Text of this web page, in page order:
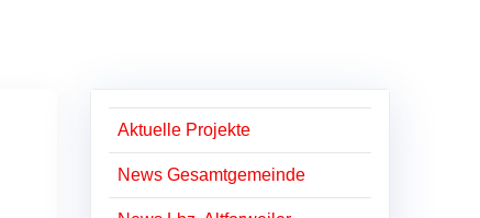
Aktuelle Projekte
News Gesamtgemeinde